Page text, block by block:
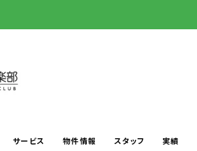
サービス 物件情報 スタッフ 実績